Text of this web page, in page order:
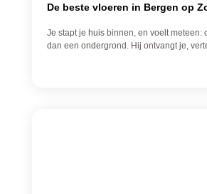
De beste vloeren in Bergen op
Je stapt je huis binnen, en voelt meteen:
dan een ondergrond. Hij ontvangt je,